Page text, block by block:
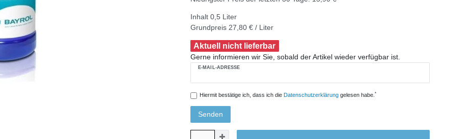
Inhalt 0,5 Liter
Grundpreis 27,80 € / Liter
Aktuell nicht lieferbar
Gerne informieren wir Sie, sobald der Artikel wieder verfügbar ist.
E-MAIL-ADRESSE
Hiermit bestätige ich, dass ich die Daten­schutz­erklärunggelesen habe. *
Senden